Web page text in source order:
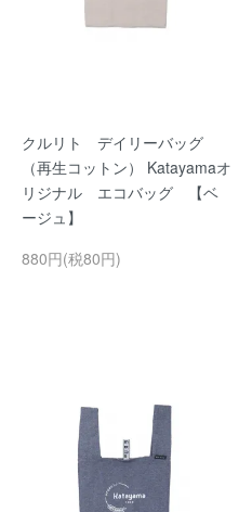
クルリト デイリーバッグ
（再生コットン） Katayamaオ
リジナル エコバッグ 【ベ
ージュ】
880円(税80円)